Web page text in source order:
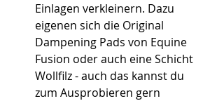
Einlagen verkleinern. Dazu
eigenen sich die Original
Dampening Pads von Equine
Fusion oder auch eine Schicht
Wollfilz - auch das kannst du
zum Ausprobieren gern